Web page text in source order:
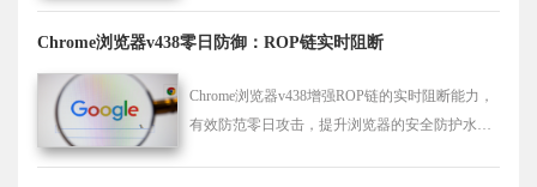
Chrome浏览器v438零日防御：ROP链实时阻断
Chrome浏览器v438增强ROP链的实时阻断能力，
有效防范零日攻击，提升浏览器的安全防护水